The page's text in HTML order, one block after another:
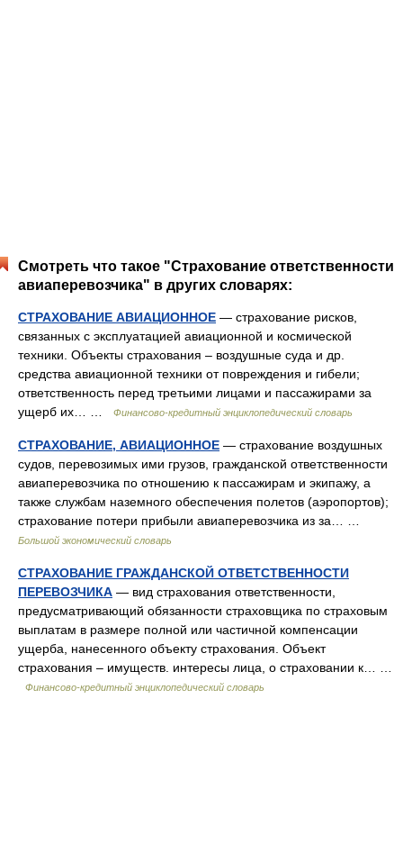
Смотреть что такое "Страхование ответственности
авиаперевозчика" в других словарях:
СТРАХОВАНИЕ АВИАЦИОННОЕ — страхование рисков,
связанных с эксплуатацией авиационной и космической
техники. Объекты страхования – воздушные суда и др.
средства авиационной техники от повреждения и гибели;
ответственность перед третьими лицами и пассажирами за
ущерб их… …
Финансово-кредитный энциклопедический словарь
СТРАХОВАНИЕ, АВИАЦИОННОЕ — страхование воздушных
судов, перевозимых ими грузов, гражданской ответственности
авиаперевозчика по отношению к пассажирам и экипажу, а
также службам наземного обеспечения полетов (аэропортов);
страхование потери прибыли авиаперевозчика из за… …
Большой экономический словарь
СТРАХОВАНИЕ ГРАЖДАНСКОЙ ОТВЕТСТВЕННОСТИ
ПЕРЕВОЗЧИКА — вид страхования ответственности,
предусматривающий обязанности страховщика по страховым
выплатам в размере полной или частичной компенсации
ущерба, нанесенного объекту страхования. Объект
страхования – имуществ. интересы лица, о страховании к… …
Финансово-кредитный энциклопедический словарь